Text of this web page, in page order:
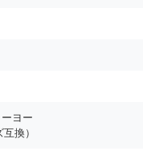
ヨー
換）